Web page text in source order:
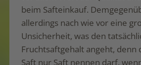
beim Safteinkauf.
allerdings nach wie vor eine
Unsicherheit, was den
Fruchtsaftgehalt angeht, denn
Saft nur Saft nennen darf,